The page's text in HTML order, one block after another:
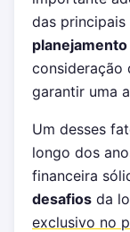
das
consideração
garantir uma
Um desses
longo dos
financeira
desafios da
exclusivo no